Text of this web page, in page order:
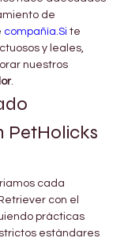
de
compañía.Si te
y leales,
nuestros
.
PetHolicks
cada
con el
prácticas
estándares